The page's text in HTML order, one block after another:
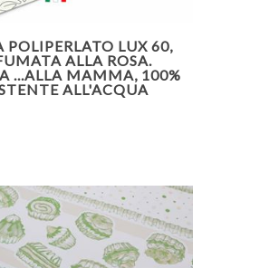
POLIPERLATO LUX 60,
ALLA ROSA.
...ALLA MAMMA, 100%
ALL'ACQUA